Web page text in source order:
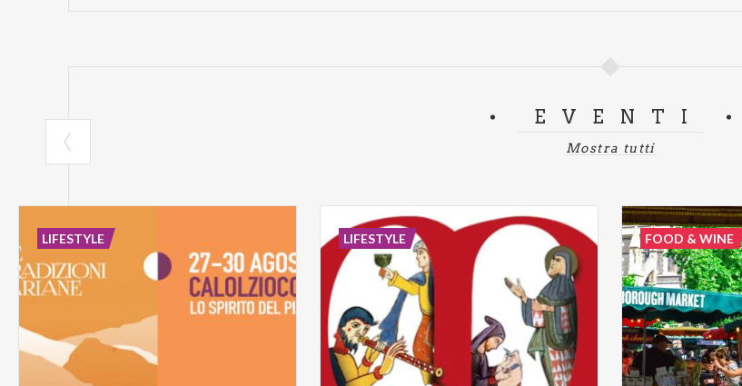
EVENTI
Mostra tutti
LIFESTYLE LIFESTYLE FOOD & WINE